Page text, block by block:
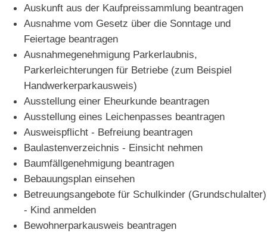
Auskunft aus der Kaufpreissammlung beantragen
Ausnahme vom Gesetz über die Sonntage und
Feiertage beantragen
Ausnahmegenehmigung Parkerlaubnis,
Parkerleichterungen für Betriebe (zum Beispiel
Handwerkerparkausweis)
Ausstellung einer Eheurkunde beantragen
Ausstellung eines Leichenpasses beantragen
Ausweispflicht - Befreiung beantragen
Baulastenverzeichnis - Einsicht nehmen
Baumfällgenehmigung beantragen
Bebauungsplan einsehen
Betreuungsangebote für Schulkinder (Grundschulalter)
- Kind anmelden
Bewohnerparkausweis beantragen